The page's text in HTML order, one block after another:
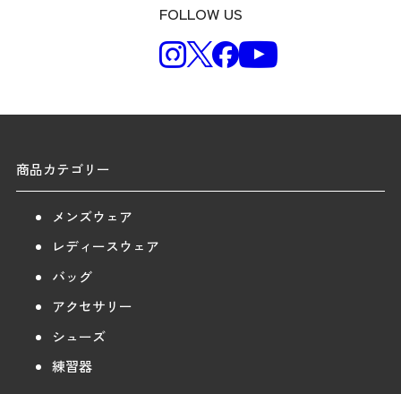
FOLLOW US
商品カテゴリー
メンズウェア
レディースウェア
バッグ
アクセサリー
シューズ
練習器